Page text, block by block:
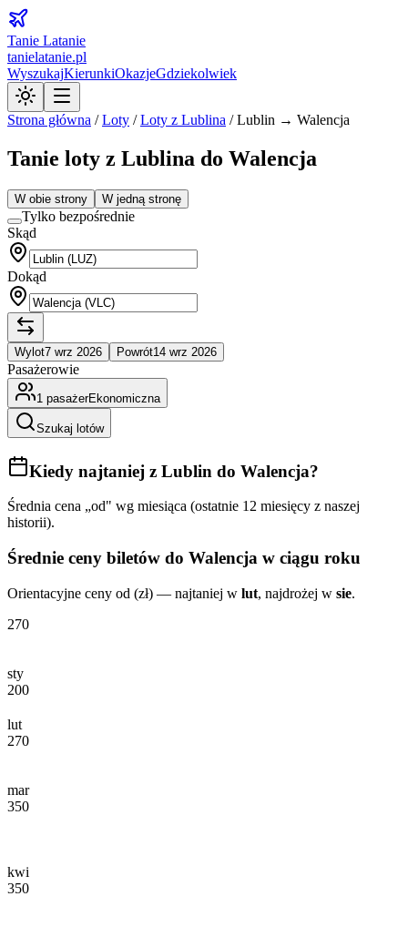
Tanie Latanie
tanielatanie.pl
WyszukajKierunkiOkazjeGdziekolwiek
Strona główna /Loty /Loty z Lublina /Lublin → Walencja
Tanie loty z Lublina do Walencja
W obie strony W jedną stronę
Tylko bezpośrednie
Skąd
Dokąd
Wylot7 wrz 2026 Powrót14 wrz 2026
Pasażerowie
1 pasażerEkonomiczna
Szukaj lotów
Kiedy najtaniej z Lublin do Walencja?
Średnia cena „od" wg miesiąca (ostatnie 12 miesięcy z naszej
historii).
Średnie ceny biletów do Walencja w ciągu roku
Orientacyjne ceny od (zł) — najtaniej w lut, najdrożej w sie.
270
sty
200
lut
270
mar
350
kwi
350